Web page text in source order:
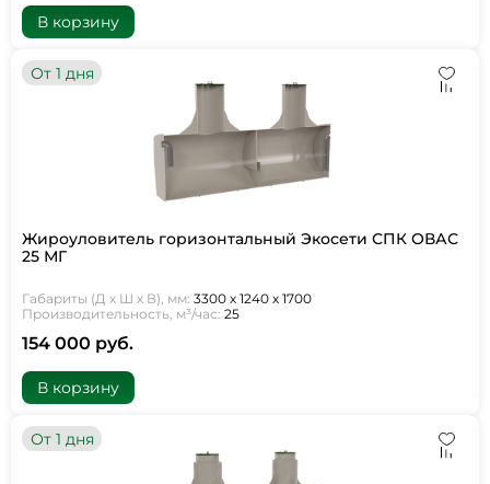
В корзину
От 1 дня
Жироуловитель горизонтальный Экосети СПК ОВАС
25 МГ
Габариты (Д х Ш х В), мм: 3300 х 1240 х 1700
Производительность, м³/час: 25
154 000 руб.
В корзину
От 1 дня